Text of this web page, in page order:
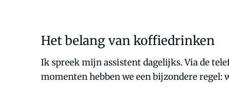
Het belang van koffiedrinken
Ik spreek mijn assistent dagelijks. Via de
momenten hebben we een bijzondere